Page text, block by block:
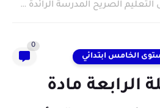
دروس التعليم الصريح المدرسة الرائدة 2024/2025 enseignement explicite
الخامس ابتدائي
0
الرابعة مادة